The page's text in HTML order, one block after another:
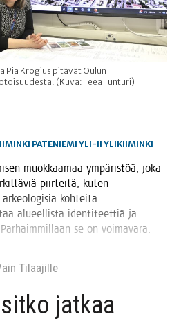
Pia Krogius pitävät Oulun
(Kuva: Teea Tunturi)
PATENIEMI YLI-II YLIKIIMINKI
muok­kaa­maa ympä­ris­töä, joka
piir­tei­tä, kuten
koh­tei­ta.
alu­eel­lis­ta iden­ti­teet­tiä ja
se on voimavara.
Tilaa­jil­le
jat­kaa